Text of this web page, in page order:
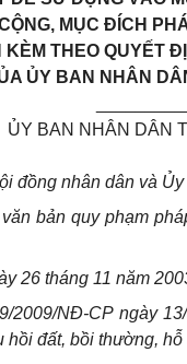
MỤC ĐÍCH
THEO QUYẾT
ỦY BAN NHÂN
ỦY BAN NHÂN DÂN
đồng nhân dân và
bản quy phạm
26 tháng 11 năm
2009/NĐ-CP ngày
hồi đất, bồi thường,